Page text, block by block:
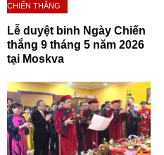
CHIẾN THẮNG
Lễ duyệt binh Ngày Chiến
thắng 9 tháng 5 năm 2026
tại Moskva